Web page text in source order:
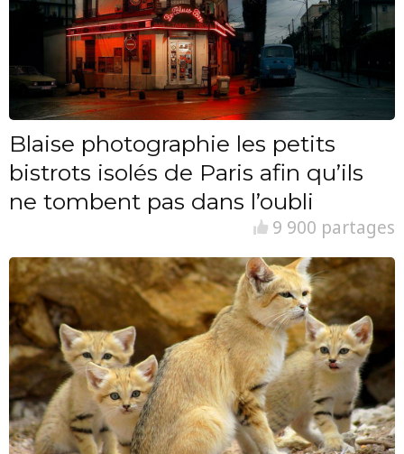
Blaise photographie les petits
bistrots isolés de Paris afin qu’ils
ne tombent pas dans l’oubli
9 900 partages